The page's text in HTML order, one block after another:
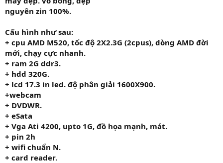
nguyên zin 100%.
Cấu hình như sau:
+ cpu AMD M520, tốc độ 2X2.3G (2cpus), dòng AMD đời
mới, chạy cực nhanh.
+ ram 2G ddr3.
+ hdd 320G.
+ lcd 17.3 in led. độ phân giải 1600X900.
+webcam
+ DVDWR.
+ eSata
+ Vga Ati 4200, upto 1G, đồ họa mạnh, mát.
+ pin 2h
+ wifi chuẩn N.
+ card reader.